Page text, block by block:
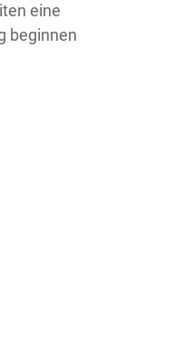
eine
beginnen